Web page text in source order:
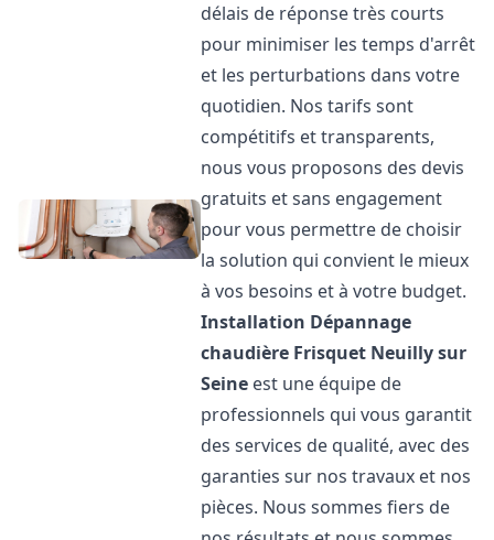
délais de réponse très courts
pour minimiser les temps d'arrêt
et les perturbations dans votre
quotidien. Nos tarifs sont
compétitifs et transparents,
nous vous proposons des devis
gratuits et sans engagement
pour vous permettre de choisir
la solution qui convient le mieux
à vos besoins et à votre budget.
Installation Dépannage
chaudière Frisquet Neuilly sur
Seine est une équipe de
professionnels qui vous garantit
des services de qualité, avec des
garanties sur nos travaux et nos
pièces. Nous sommes fiers de